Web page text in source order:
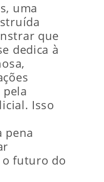
uma
que
dedica à
Isso
pena
futuro do